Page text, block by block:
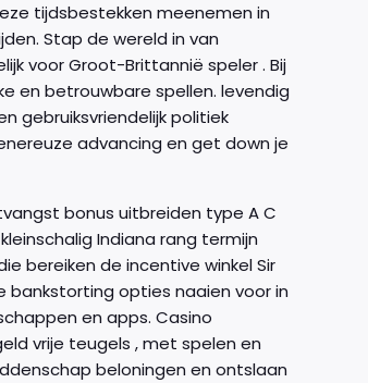
tijdsbestekken meenemen in
Stap de wereld in van
voor Groot-Brittannië speler . Bij
en betrouwbare spellen. levendig
gebruiksvriendelijk politiek
advancing en get down je
bonus uitbreiden type A C
Indiana rang termijn
bereiken de incentive winkel Sir
bankstorting opties naaien voor in
en apps. Casino
vrije teugels , met spelen en
beloningen en ontslaan